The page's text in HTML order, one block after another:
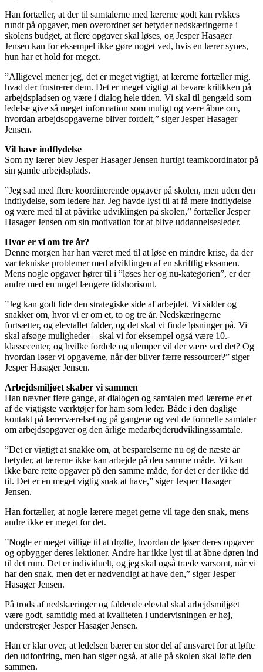
Han fortæller, at der til samtalerne med lærerne godt kan rykkes
rundt på opgaver, men overordnet set betyder nedskæringerne i
skolens budget, at flere opgaver skal løses, og Jesper Hasager
Jensen kan for eksempel ikke gøre noget ved, hvis en lærer synes,
hun har et hold for meget.
”Alligevel mener jeg, det er meget vigtigt, at lærerne fortæller mig,
hvad der frustrerer dem. Det er meget vigtigt at bevare kritikken på
arbejdspladsen og være i dialog hele tiden. Vi skal til gengæld som
ledelse give så meget information som muligt og være åbne om,
hvordan arbejdsopgaverne bliver fordelt,” siger Jesper Hasager
Jensen.
Vil have indflydelse
Som ny lærer blev Jesper Hasager Jensen hurtigt teamkoordinator på
sin gamle arbejdsplads.
”Jeg sad med flere koordinerende opgaver på skolen, men uden den
indflydelse, som ledere har. Jeg havde lyst til at få mere indflydelse
og være med til at påvirke udviklingen på skolen,” fortæller Jesper
Hasager Jensen om sin motivation for at blive uddannelsesleder.
Hvor er vi om tre år?
Denne morgen har han været med til at løse en mindre krise, da der
var tekniske problemer med afviklingen af en skriftlig eksamen.
Mens nogle opgaver hører til i ”løses her og nu-kategorien”, er der
andre med en noget længere tidshorisont.
”Jeg kan godt lide den strategiske side af arbejdet. Vi sidder og
snakker om, hvor vi er om et, to og tre år. Nedskæringerne
fortsætter, og elevtallet falder, og det skal vi finde løsninger på. Vi
skal afsøge muligheder – skal vi for eksempel også være 10.-
klassecenter, og hvilke fordele og ulemper vil der være ved det? Og
hvordan løser vi opgaverne, når der bliver færre ressourcer?” siger
Jesper Hasager Jensen.
Arbejdsmiljøet skaber vi sammen
Han nævner flere gange, at dialogen og samtalen med lærerne er et
af de vigtigste værktøjer for ham som leder. Både i den daglige
kontakt på lærerværelset og på gangene og ved de formelle samtaler
om arbejdsopgaver og den årlige medarbejderudviklingssamtale.
”Det er vigtigt at snakke om, at besparelserne nu og de næste år
betyder, at lærerne ikke kan arbejde på den samme måde. Vi kan
ikke bare rette opgaver på den samme måde, for det er der ikke tid
til. Det er en meget vigtig snak at have,” siger Jesper Hasager
Jensen.
Han fortæller, at nogle lærere meget gerne vil tage den snak, mens
andre ikke er meget for det.
”Nogle er meget villige til at drøfte, hvordan de løser deres opgaver
og opbygger deres lektioner. Andre har ikke lyst til at åbne døren ind
til det rum. Det er individuelt, og jeg skal også træde varsomt, når vi
har den snak, men det er nødvendigt at have den,” siger Jesper
Hasager Jensen.
På trods af nedskæringer og faldende elevtal skal arbejdsmiljøet
være godt, samtidig med at kvaliteten i undervisningen er høj,
understreger Jesper Hasager Jensen.
Han er klar over, at ledelsen bærer en stor del af ansvaret for at løfte
den udfordring, men han siger også, at alle på skolen skal løfte den
sammen.